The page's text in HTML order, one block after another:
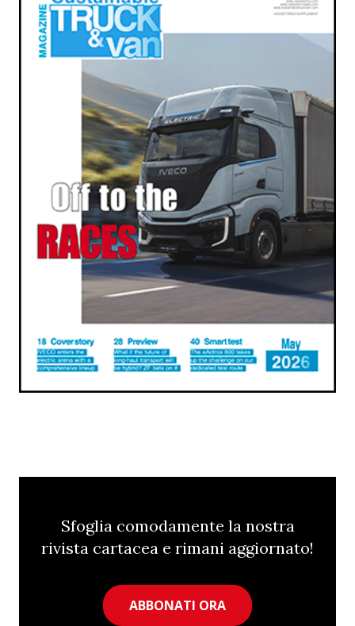
Sfoglia comodamente la nostra
rivista cartacea e rimani aggiornato!
ABBONATI ORA